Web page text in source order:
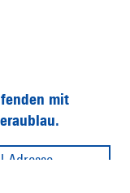
mit